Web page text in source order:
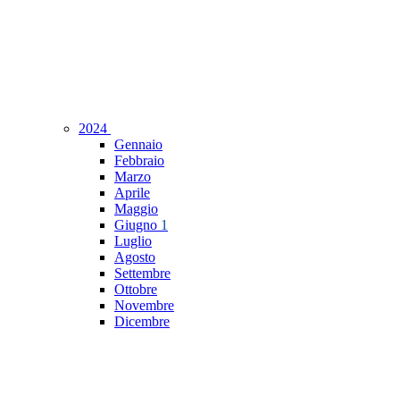
2024
Gennaio
Febbraio
Marzo
Aprile
Maggio
Giugno 1
Luglio
Agosto
Settembre
Ottobre
Novembre
Dicembre